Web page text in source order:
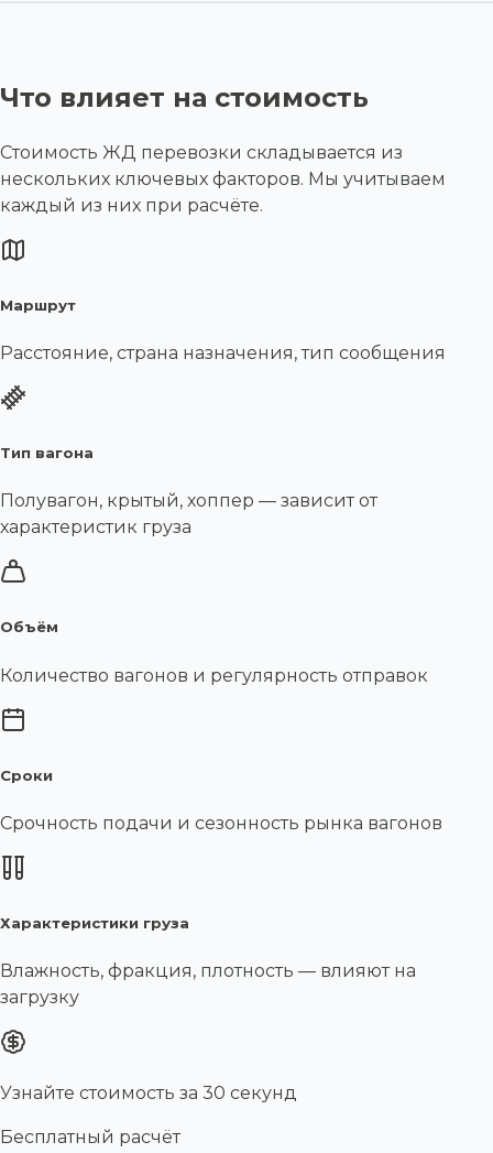
Что влияет на стоимость
Стоимость ЖД перевозки складывается из
нескольких ключевых факторов. Мы учитываем
каждый из них при расчёте.
Маршрут
Расстояние, страна назначения, тип сообщения
Тип вагона
Полувагон, крытый, хоппер — зависит от
характеристик груза
Объём
Количество вагонов и регулярность отправок
Сроки
Срочность подачи и сезонность рынка вагонов
Характеристики груза
Влажность, фракция, плотность — влияют на
загрузку
Узнайте стоимость за 30 секунд
Бесплатный расчёт